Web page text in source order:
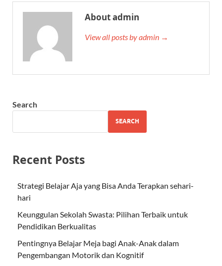
About admin
View all posts by admin →
Search
SEARCH
Recent Posts
Strategi Belajar Aja yang Bisa Anda Terapkan sehari-
hari
Keunggulan Sekolah Swasta: Pilihan Terbaik untuk
Pendidikan Berkualitas
Pentingnya Belajar Meja bagi Anak-Anak dalam
Pengembangan Motorik dan Kognitif